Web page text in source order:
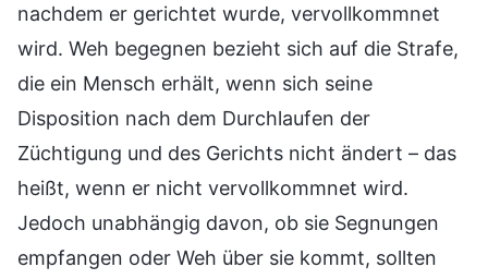
nachdem er gerichtet wurde, vervollkommnet
wird. Weh begegnen bezieht sich auf die Strafe,
die ein Mensch erhält, wenn sich seine
Disposition nach dem Durchlaufen der
Züchtigung und des Gerichts nicht ändert – das
heißt, wenn er nicht vervollkommnet wird.
Jedoch unabhängig davon, ob sie Segnungen
empfangen oder Weh über sie kommt, sollten